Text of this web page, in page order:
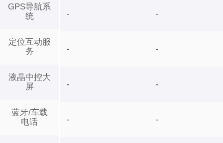
GPS导航系
统
定位互动服
务
液晶中控大
屏
蓝牙/车载
电话
- -
- -
- -
- -